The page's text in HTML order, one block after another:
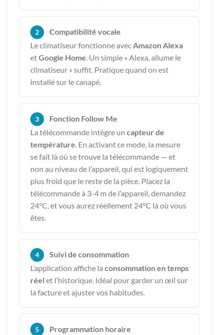
2
Compatibilité vocale
Le climatiseur fonctionne avec Amazon Alexa
etGoogle Home . Un simple « Alexa, allume le
climatiseur » suffit. Pratique quand on est
installé sur le canapé.
3
Fonction Follow Me
La télécommande intègre un capteur de
température . En activant ce mode, la mesure
se fait là où se trouve la télécommande — et
non au niveau de l’appareil, qui est logiquement
plus froid que le reste de la pièce. Placez la
télécommande à 3-4 m de l’appareil, demandez
24°C, et vous aurez réellement 24°C là où vous
êtes.
4
Suivi de consommation
L’application affiche la consommation en temps
réel et l’historique. Idéal pour garder un œil sur
la facture et ajuster vos habitudes.
5
Programmation horaire